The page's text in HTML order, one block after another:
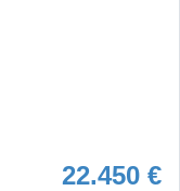
22.450 €